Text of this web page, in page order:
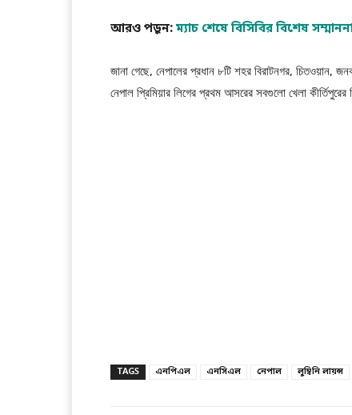
আরও পড়ুন: ম্যাচ শেষে বিসিবির বিশেষ
জানা গেছে, নেপালের প্রধান ৮টি শহর বিরাটনগর, চিতওয়ান,
নেপাল প্রিমিয়ার লিগের প্রথম আসরের সবগুলো খেলা
TAGS এনপিএল এনসিএল নেপাল লুম্বিনি লায়ন্স